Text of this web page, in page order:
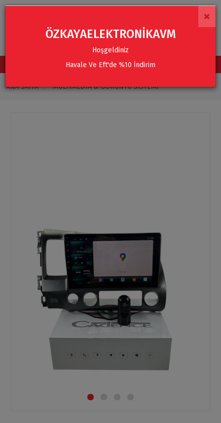
TÜM KATEGORİLER
ANA SAYFA MULTIMEDYA & GÖRÜNTÜ SISTEMI
×
ÖZKAYAELEKTRONİKAVM
Hoşgeldiniz
Havale Ve Eft'de %10 İndirim